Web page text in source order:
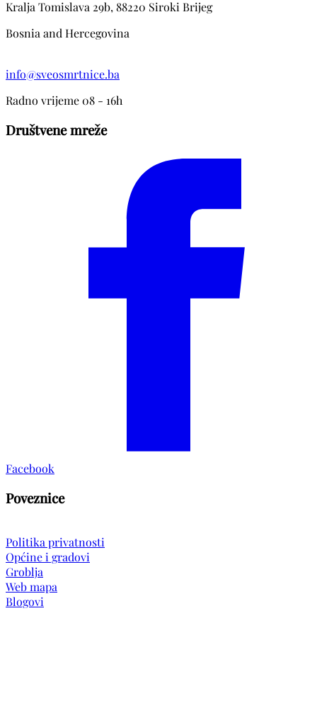
Kralja Tomislava 29b, 88220 Siroki Brijeg
Bosnia and Hercegovina
info@sveosmrtnice.ba
Radno vrijeme 08 - 16h
Društvene mreže
Facebook
Poveznice
Politika privatnosti
Općine i gradovi
Groblja
Web mapa
Blogovi